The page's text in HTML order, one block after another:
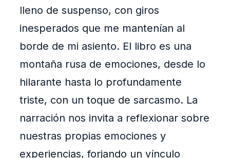
lleno de suspenso, con giros
inesperados que me mantenían al
borde de mi asiento. El libro es una
montaña rusa de emociones, desde lo
hilarante hasta lo profundamente
triste, con un toque de sarcasmo. La
narración nos invita a reflexionar sobre
nuestras propias emociones y
experiencias, forjando un vínculo